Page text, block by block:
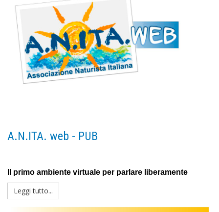
A.N.ITA. web - PUB
Il primo ambiente virtuale per parlare liberamente
Leggi tutto...